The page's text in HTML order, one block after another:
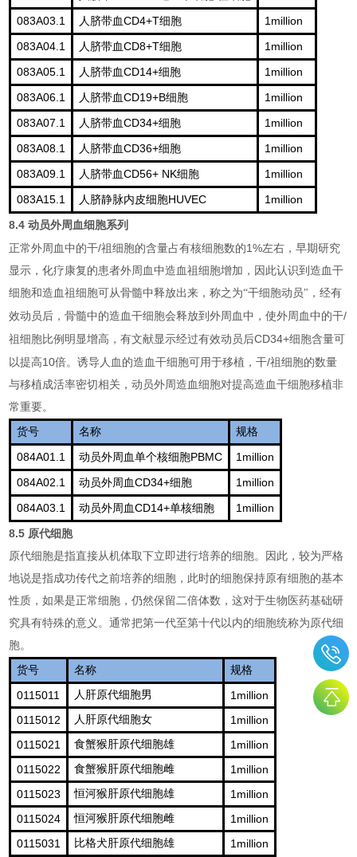
083A03.1
人脐带血CD4+T细胞
1million
083A04.1
人脐带血CD8+T细胞
1million
083A05.1
人脐带血CD14+细胞
1million
083A06.1
人脐带血CD19+B细胞
1million
083A07.1
人脐带血CD34+细胞
1million
083A08.1
人脐带血CD36+细胞
1million
083A09.1
人脐带血CD56+ NK细胞
1million
083A15.1
人脐静脉内皮细胞HUVEC
1million
8.4动员外周血细胞系列
正常外周血中的干/祖细胞的含量占有核细胞数的1%左右，早期研究
显示，化疗康复的患者外周血中造血祖细胞增加，因此认识到造血干
细胞和造血祖细胞可从骨髓中释放出来，称之为“干细胞动员"，经有
效动员后，骨髓中的造血干细胞会释放到外周血中，使外周血中的干/
祖细胞比例明显增高，有文献显示经过有效动员后CD34+细胞含量可
以提高10倍。诱导人血的造血干细胞可用于移植，干/祖细胞的数量
与移植成活率密切相关，动员外周造血细胞对提高造血干细胞移植非
常重要。
货号 名称 规格
084A01.1 动员外周血单个核细胞PBMC
1million
084A02.1
动员外周血CD34+细胞
1million
084A03.1
动员外周血CD14+单核细胞
1million
8.5 原代细胞
原代细胞是指直接从机体取下立即进行培养的细胞。因此，较为严格
地说是指成功传代之前培养的细胞，此时的细胞保持原有细胞的基本
性质，如果是正常细胞，仍然保留二倍体数，这对于生物医药基础研
究具有特殊的意义。通常把第一代至第十代以内的细胞统称为原代细
胞。
货号 名称 规格
0115011 人肝原代细胞男
1million
0115012
人肝原代细胞女
1million
0115021
食蟹猴肝原代细胞雄
1million
0115022
食蟹猴肝原代细胞雌
1million
0115023
恒河猴肝原代细胞雄
1million
0115024
恒河猴肝原代细胞雌
1million
0115031
比格犬肝原代细胞雄
1million